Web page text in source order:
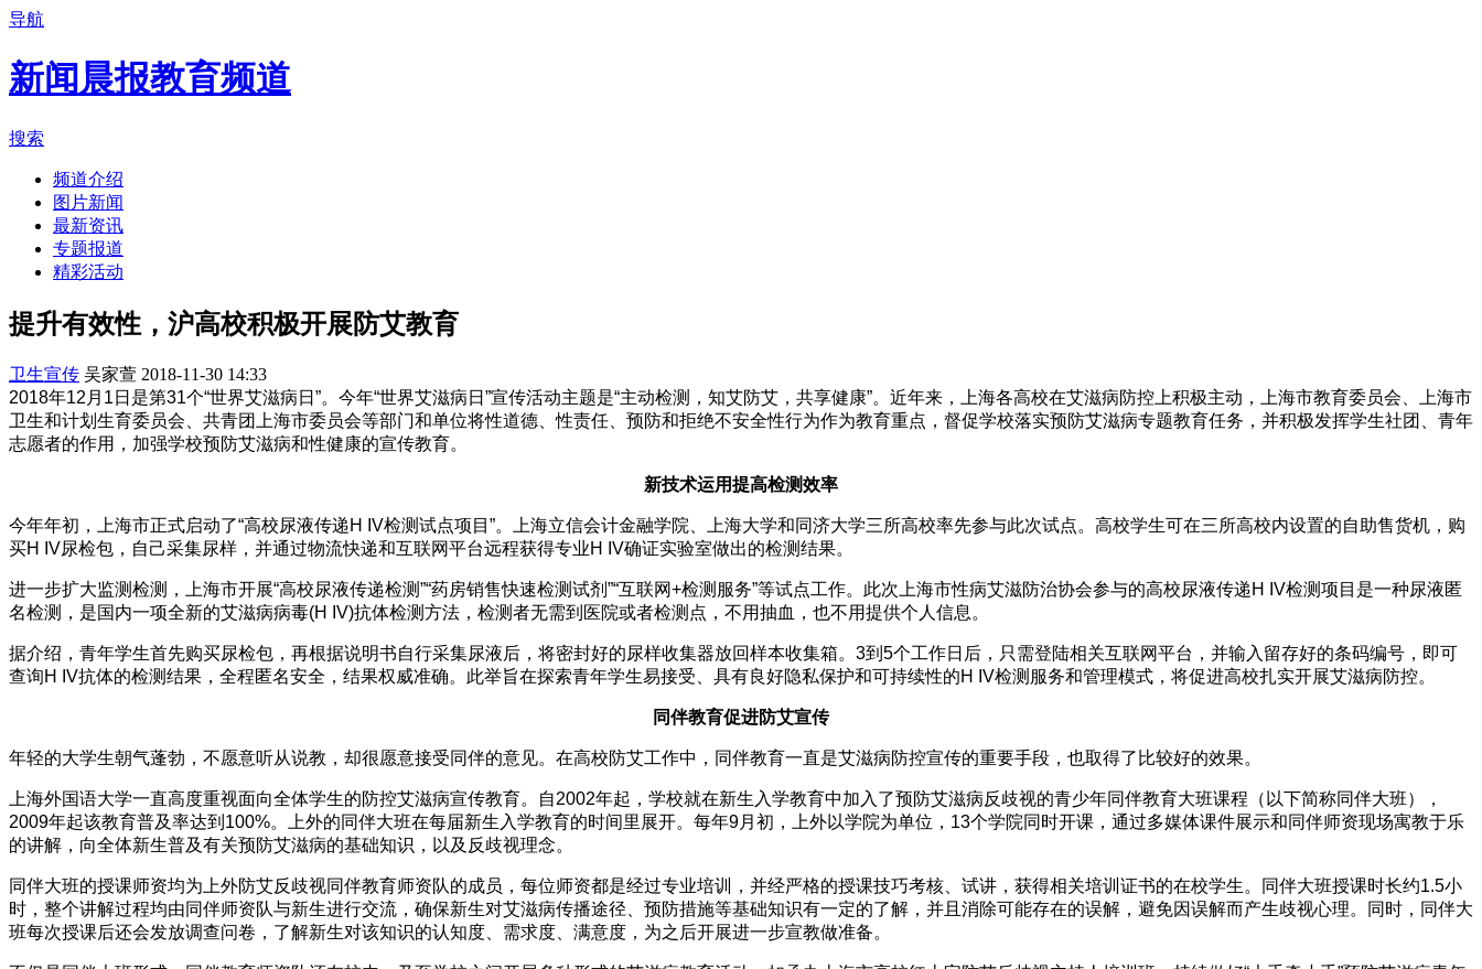
导航
新闻晨报教育频道
搜索
频道介绍
图片新闻
最新资讯
专题报道
精彩活动
提升有效性，沪高校积极开展防艾教育
卫生宣传 吴家萱 2018-11-30 14:33
2018年12月1日是第31个“世界艾滋病日”。今年“世界艾滋病日”宣传活动主题是“主动检测，知艾防艾，共享健康”。近年来，上海各高校在艾滋病防控上积极主动，上海市教育委员会、上海市
卫生和计划生育委员会、共青团上海市委员会等部门和单位将性道德、性责任、预防和拒绝不安全性行为作为教育重点，督促学校落实预防艾滋病专题教育任务，并积极发挥学生社团、青年
志愿者的作用，加强学校预防艾滋病和性健康的宣传教育。
新技术运用提高检测效率
今年年初，上海市正式启动了“高校尿液传递H IV检测试点项目”。上海立信会计金融学院、上海大学和同济大学三所高校率先参与此次试点。高校学生可在三所高校内设置的自助售货机，购
买H IV尿检包，自己采集尿样，并通过物流快递和互联网平台远程获得专业H IV确证实验室做出的检测结果。
进一步扩大监测检测，上海市开展“高校尿液传递检测”“药房销售快速检测试剂”“互联网+检测服务”等试点工作。此次上海市性病艾滋防治协会参与的高校尿液传递H IV检测项目是一种尿液匿
名检测，是国内一项全新的艾滋病病毒(H IV)抗体检测方法，检测者无需到医院或者检测点，不用抽血，也不用提供个人信息。
据介绍，青年学生首先购买尿检包，再根据说明书自行采集尿液后，将密封好的尿样收集器放回样本收集箱。3到5个工作日后，只需登陆相关互联网平台，并输入留存好的条码编号，即可
查询H IV抗体的检测结果，全程匿名安全，结果权威准确。此举旨在探索青年学生易接受、具有良好隐私保护和可持续性的H IV检测服务和管理模式，将促进高校扎实开展艾滋病防控。
同伴教育促进防艾宣传
年轻的大学生朝气蓬勃，不愿意听从说教，却很愿意接受同伴的意见。在高校防艾工作中，同伴教育一直是艾滋病防控宣传的重要手段，也取得了比较好的效果。
上海外国语大学一直高度重视面向全体学生的防控艾滋病宣传教育。自2002年起，学校就在新生入学教育中加入了预防艾滋病反歧视的青少年同伴教育大班课程（以下简称同伴大班），
2009年起该教育普及率达到100%。上外的同伴大班在每届新生入学教育的时间里展开。每年9月初，上外以学院为单位，13个学院同时开课，通过多媒体课件展示和同伴师资现场寓教于乐
的讲解，向全体新生普及有关预防艾滋病的基础知识，以及反歧视理念。
同伴大班的授课师资均为上外防艾反歧视同伴教育师资队的成员，每位师资都是经过专业培训，并经严格的授课技巧考核、试讲，获得相关培训证书的在校学生。同伴大班授课时长约1.5小
时，整个讲解过程均由同伴师资队与新生进行交流，确保新生对艾滋病传播途径、预防措施等基础知识有一定的了解，并且消除可能存在的误解，避免因误解而产生歧视心理。同时，同伴大
班每次授课后还会发放调查问卷，了解新生对该知识的认知度、需求度、满意度，为之后开展进一步宣教做准备。